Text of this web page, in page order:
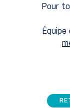
Pour
Équipe